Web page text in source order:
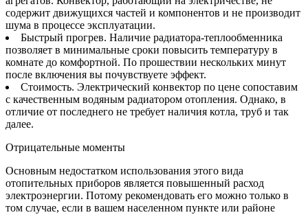
содержит движущихся частей и компонентов и не производит
шума в процессе эксплуатации.
Быстрый прогрев. Наличие радиатора-теплообменника
позволяет в минимальные сроки повысить температуру в
комнате до комфортной. По прошествии нескольких минут
после включения вы почувствуете эффект.
Стоимость. Электрический конвектор по цене сопоставим
с качественным водяным радиатором отопления. Однако, в
отличие от последнего не требует наличия котла, труб и так
далее.
Отрицательные моменты
Основным недостатком использования этого вида
отопительных приборов является повышенный расход
электроэнергии. Потому рекомендовать его можно только в
том случае, если в вашем населенном пункте или районе